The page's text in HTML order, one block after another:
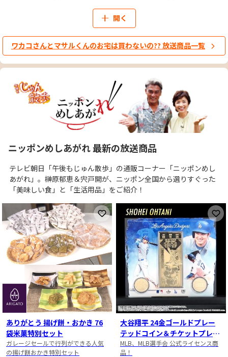
開く
ワカコさんとマサルくんのお宅は買わないの?? 放送商品一覧
ニッポンめしあがれ 最新の放送商品
テレビ朝日「午後もじゅん散歩」の通販コーナー「ニッポンめし
あがれ」。榊原郁恵＆宍戸開が、ニッポン全国から選りすぐった
「美味しい食」と「生活用品」をご紹介！
お気に入りに登録
ありがとう 揚げ餅・おかき 76
袋米菓特別セット
ガレージセールで行列ができる人気
の揚げ餅おかき特別セット
お
大谷翔平 24金ゴールドプレー
テッドコイン＆チケットプレー
トセット
MLB、MLB選手会 公式ライセンス商
品！